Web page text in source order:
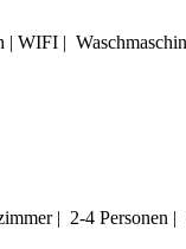
WIFI |
| 2-4 Personen